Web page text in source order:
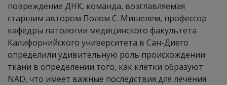
повреждение ДНК, команда, возглавляемая
старшим автором Полом С. Мишелем, профессор
кафедры патологии медицинского факультета
Калифорнийского университета в Сан-Диего
определили удивительную роль происхождении
ткани в определении того, как клетки образуют
NAD, что имеет важные последствия для лечения